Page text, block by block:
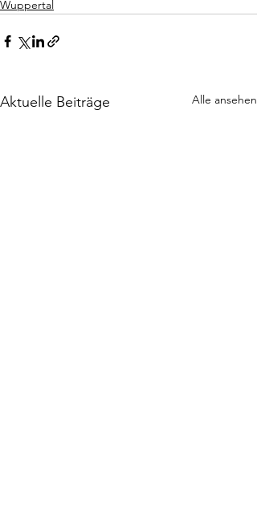
Wuppertal
Aktuelle Beiträge Alle ansehen